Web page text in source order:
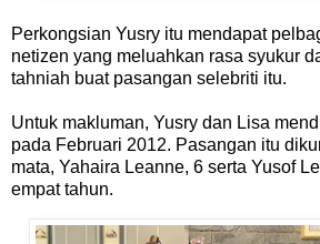
Perkongsian Yusry itu mendapat
netizen yang meluahkan rasa syukur
tahniah buat pasangan selebriti itu.
Untuk makluman, Yusry dan Lisa
pada Februari 2012. Pasangan itu
mata, Yahaira Leanne, 6 serta Yusof
empat tahun.